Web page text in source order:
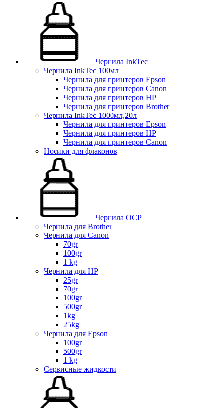
Чернила InkTec
Чернила InkTec 100мл
Чернила для принтеров Epson
Чернила для принтеров Canon
Чернила для принтеров HP
Чернила для принтеров Brother
Чернила InkTec 1000мл,20л
Чернила для принтеров Epson
Чернила для принтеров HP
Чернила для принтеров Canon
Носики для флаконов
Чернила OCP
Чернила для Brother
Чернила для Canon
70gr
100gr
1 kg
Чернила для HP
25gr
70gr
100gr
500gr
1kg
25kg
Чернила для Epson
100gr
500gr
1 kg
Сервисные жидкости